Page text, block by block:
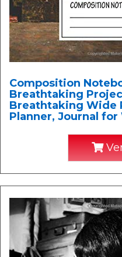
Composition
Breathtaking
Breathtaking Wide
Planner, Journal